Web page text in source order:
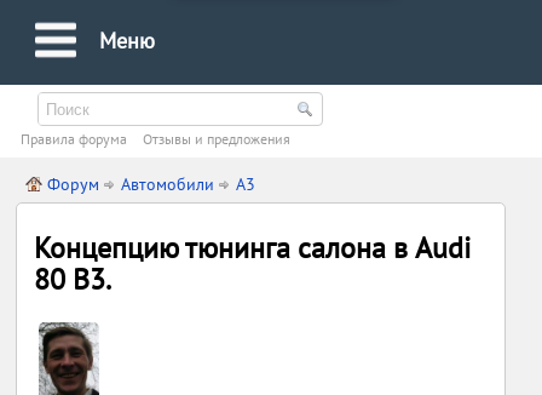
Меню
Правила форума Oтзывы и предложения
Форум Автомобили A3
Концепцию тюнинга салона в Audi
80 B3.